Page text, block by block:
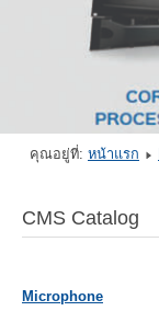
คุณอยู่ที่: หน้าแรก
CMS Catalog
Microphone